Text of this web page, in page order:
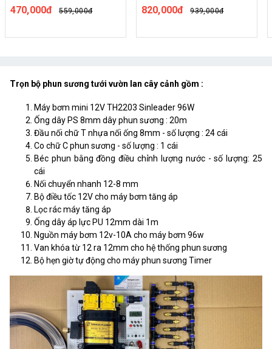
559,000đ
đôi 96w time
820,000đ 939,000đ
đôi 96w điều
840,000đ
Trọn bộ phun sương tưới vườn lan cây cảnh gồm :
Máy bơm mini 12V TH2203 Sinleader 96W
Ống dây PS 8mm dây phun sương : 20m
Đầu nối chữ T nhựa nối ống 8mm - số lượng : 24 cái
Co chữ C phun sương - số lượng : 1 cái
Béc phun bằng đồng điều chỉnh lượng nước - số lượng: 25
cái
Nối chuyển nhanh 12-8 mm
Bộ điều tốc 12V cho máy bơm tăng áp
Lọc rác máy tăng áp
Ống dây áp lực PU 12mm dài 1m
Nguồn máy bơm 12v-10A cho máy bơm 96w
Van khóa từ 12 ra 12mm cho hệ thống phun sương
Bộ hẹn giờ tự động cho máy phun sương Timer